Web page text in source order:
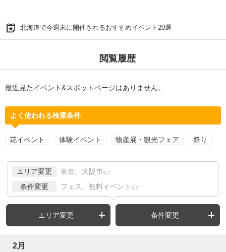
北海道で今週末に開催されるおすすめイベント20選
閲覧履歴
最近見たイベント&スポットページはありません。
よく使われる検索条件
花イベント 体験イベント 物産展・観光フェア 祭り
エリア変更 東京、大阪市 など
条件変更 フェス、無料イベント など
エリア変更 条件変更
2月